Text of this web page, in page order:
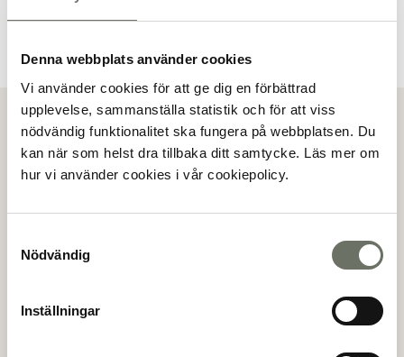
Denna webbplats använder cookies
Vi använder cookies för att ge dig en förbättrad
upplevelse, sammanställa statistik och för att viss
nödvändig funktionalitet ska fungera på webbplatsen. Du
kan när som helst dra tillbaka ditt samtycke. Läs mer om
hur vi använder cookies i vår cookiepolicy.
Nödvändig
Inställningar
Visa alla bilder
Bokningsanmälan
Genom att göra en bokningsanmälan så anmäler du ditt
sedan att kontakta dig för vidare information.